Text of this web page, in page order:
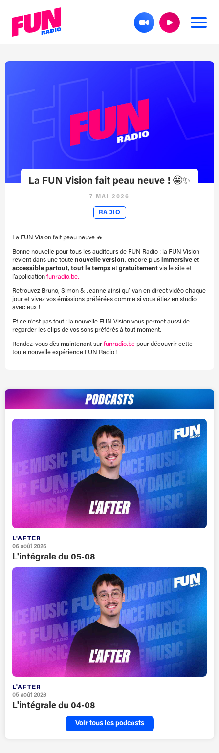
La FUN Vision fait peau neuve ! 🤩✨
7 MAI 2026
RADIO
La FUN Vision fait peau neuve 🔥
Bonne nouvelle pour tous les auditeurs de FUN Radio : la FUN Vision
revient dans une toute nouvelle version, encore plus immersive et
accessible partout, tout le temps et gratuitement via le site et
l’application funradio.be.
Retrouvez Bruno, Simon & Jeanne ainsi qu’Ivan en direct vidéo chaque
jour et vivez vos émissions préférées comme si vous étiez en studio
avec eux !
Et ce n’est pas tout : la nouvelle FUN Vision vous permet aussi de
regarder les clips de vos sons préférés à tout moment.
Rendez-vous dès maintenant sur funradio.be pour découvrir cette
toute nouvelle expérience FUN Radio !
L'AFTER
06 août 2026
L'intégrale du 05-08
L'AFTER
05 août 2026
L'intégrale du 04-08
Voir tous les podcasts